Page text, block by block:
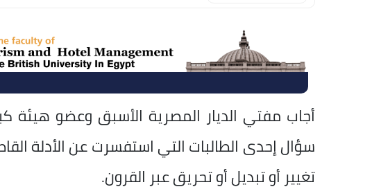
أجاب مفتي الديار المصرية الأسبق وعضو هيئة
سؤال إحدى الطالبات التي استفسرت عن الأدلة
تغيير أو تبديل أو تحريق عبر القرون.